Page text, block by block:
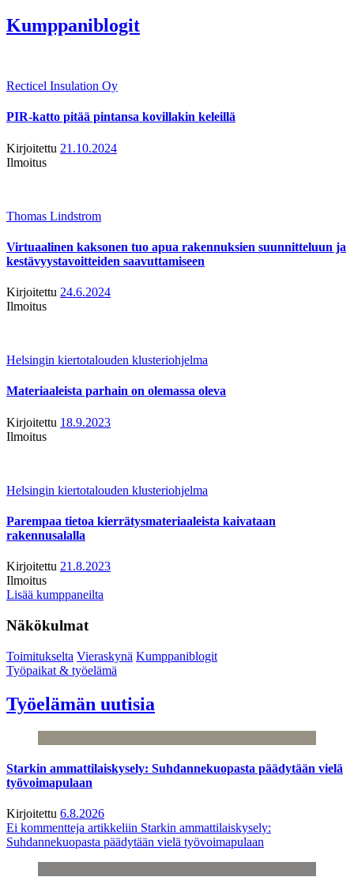
Kumppaniblogit
Recticel Insulation Oy
PIR-katto pitää pintansa kovillakin keleillä
Kirjoitettu 21.10.2024
Ilmoitus
Thomas Lindstrom
Virtuaalinen kaksonen tuo apua rakennuksien suunnitteluun ja
kestävyystavoitteiden saavuttamiseen
Kirjoitettu 24.6.2024
Ilmoitus
Helsingin kiertotalouden klusteriohjelma
Materiaaleista parhain on olemassa oleva
Kirjoitettu 18.9.2023
Ilmoitus
Helsingin kiertotalouden klusteriohjelma
Parempaa tietoa kierrätysmateriaaleista kaivataan
rakennusalalla
Kirjoitettu 21.8.2023
Ilmoitus
Lisää kumppaneilta
Näkökulmat
Toimitukselta Vieraskynä Kumppaniblogit
Työpaikat & työelämä
Työelämän uutisia
Starkin ammattilaiskysely: Suhdannekuopasta päädytään vielä
työvoimapulaan
Kirjoitettu 6.8.2026
Ei kommentteja artikkeliin Starkin ammattilaiskysely:
Suhdannekuopasta päädytään vielä työvoimapulaan